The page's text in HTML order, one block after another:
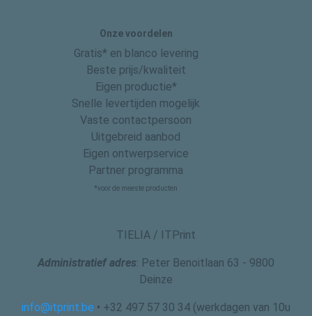
Onze voordelen
Gratis* en blanco levering
Beste prijs/kwaliteit
Eigen productie*
Snelle levertijden mogelijk
Vaste contactpersoon
Uitgebreid aanbod
Eigen ontwerpservice
Partner programma
*voor de meeste producten
TIELIA / ITPrint
Administratief adres: Peter Benoitlaan 63 - 9800
Deinze
info@itprint.be • +32 497 57 30 34 (werkdagen van 10u